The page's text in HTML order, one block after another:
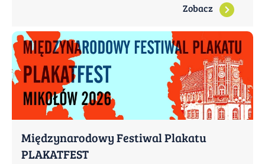
Zobacz
Międzynarodowy Festiwal Plakatu
PLAKATFEST